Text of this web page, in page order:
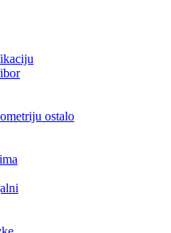
ostalo